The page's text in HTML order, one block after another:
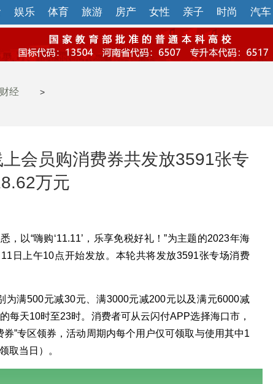
娱乐 体育 旅游 房产 女性 亲子 时尚 汽车
财经 >
会员购消费券共发放3591张专
万元
以“嗨购‘11.11’，乐享免税好礼！”为主题的2023年海
日上午10点开始发放。本轮共将发放3591张专场消费
满500元减30元、满3000元减200元以及满元6000减
每天10时至23时。消费者可从云闪付APP选择海口市，
券”专区领券，活动周期内每个用户仅可领取与使用其中1
取当日）。